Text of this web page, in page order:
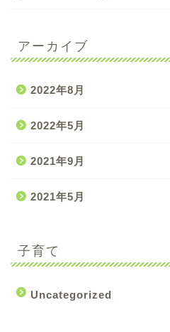
アーカイブ
2022年8月
2022年5月
2021年9月
2021年5月
子育て
Uncategorized